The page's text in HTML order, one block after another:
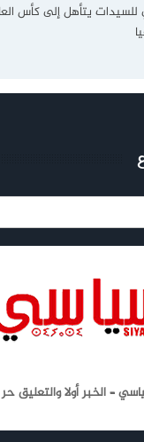
– الخبر أولا والتعليق حر